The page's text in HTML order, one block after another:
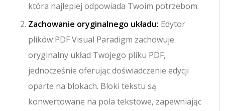
która najlepiej odpowiada Twoim potrzebom.
Zachowanie oryginalnego układu: Edytor
plików PDF Visual Paradigm zachowuje
oryginalny układ Twojego pliku PDF,
jednocześnie oferując doświadczenie edycji
oparte na blokach. Bloki tekstu są
konwertowane na pola tekstowe, zapewniając